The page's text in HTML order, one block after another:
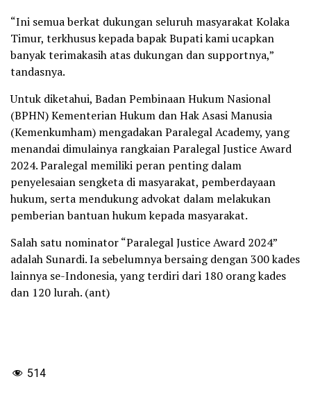
“Ini semua berkat dukungan seluruh masyarakat Kolaka
Timur, terkhusus kepada bapak Bupati kami ucapkan
banyak terimakasih atas dukungan dan supportnya,”
tandasnya.
Untuk diketahui, Badan Pembinaan Hukum Nasional
(BPHN) Kementerian Hukum dan Hak Asasi Manusia
(Kemenkumham) mengadakan Paralegal Academy, yang
menandai dimulainya rangkaian Paralegal Justice Award
2024. Paralegal memiliki peran penting dalam
penyelesaian sengketa di masyarakat, pemberdayaan
hukum, serta mendukung advokat dalam melakukan
pemberian bantuan hukum kepada masyarakat.
Salah satu nominator “Paralegal Justice Award 2024”
adalah Sunardi. Ia sebelumnya bersaing dengan 300 kades
lainnya se-Indonesia, yang terdiri dari 180 orang kades
dan 120 lurah. (ant)
514